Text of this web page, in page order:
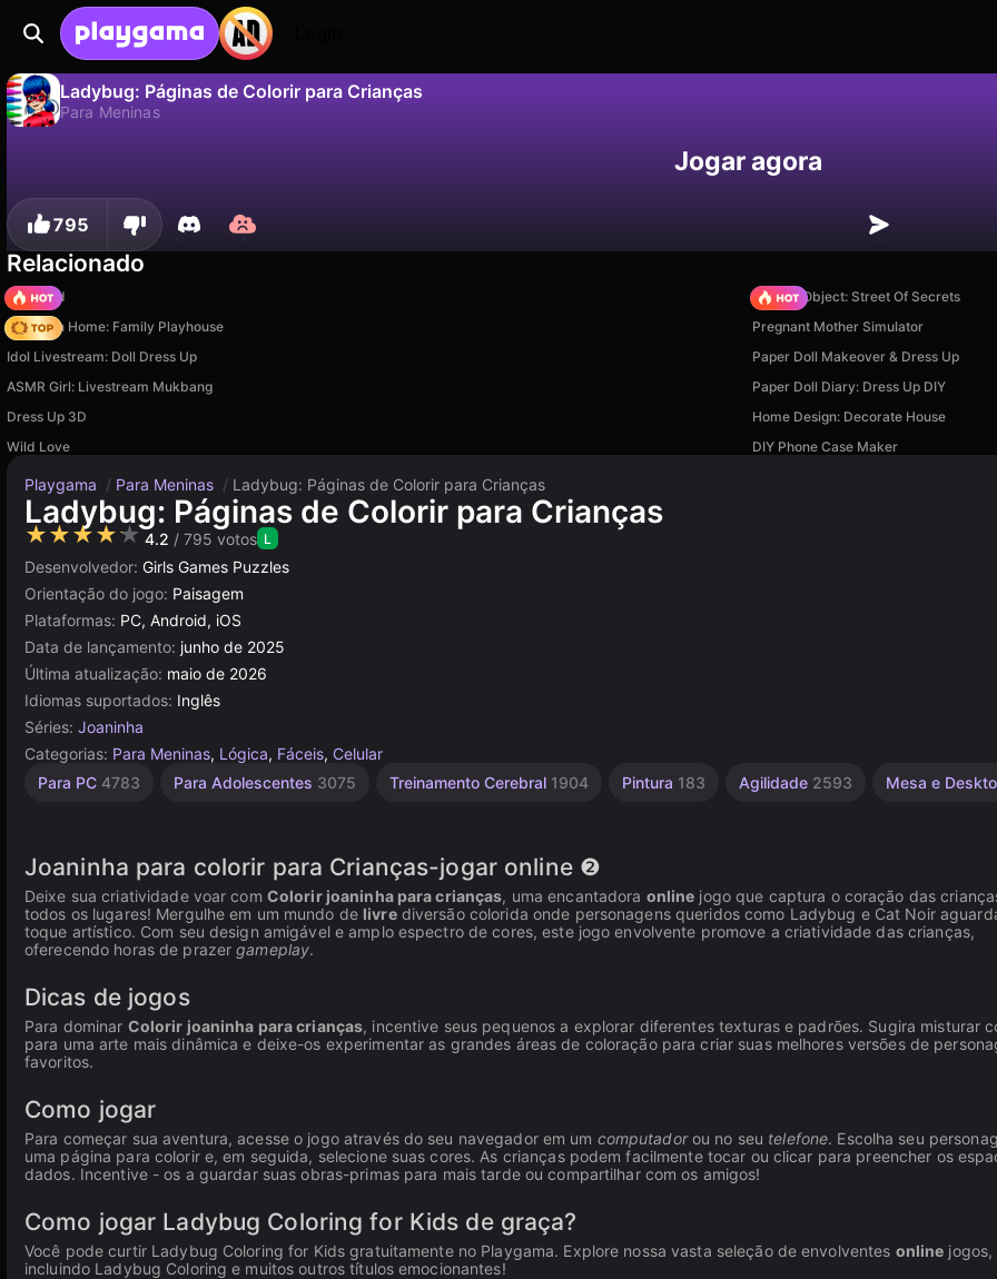
Ladybug: Páginas de Colorir para Crianças
Para Meninas
Jogar agora
795
Relacionado
TB World
Hidden Object: Street Of Secrets
My Town Home: Family Playhouse
Pregnant Mother Simulator
Idol Livestream: Doll Dress Up
Paper Doll Makeover & Dress Up
ASMR Girl: Livestream Mukbang
Paper Doll Diary: Dress Up DIY
Dress Up 3D
Home Design: Decorate House
Wild Love
DIY Phone Case Maker
Playgama / Para Meninas / Ladybug: Páginas de Colorir para Crianças
Ladybug: Páginas de Colorir para Crianças
★★★★★4.2 / 795 votos L
Desenvolvedor: Girls Games Puzzles
Orientação do jogo: Paisagem
Plataformas: PC, Android, iOS
Data de lançamento: junho de 2025
Última atualização: maio de 2026
Idiomas suportados: Inglês
Séries: Joaninha
Categorias: Para Meninas, Lógica, Fáceis, Celular
Para PC 4783 Para Adolescentes 3075 Treinamento Cerebral 1904 Pintura 183 Agilidade 2593 Mesa e
Russos
Infantis
Navegador
Unity
Joaninha para colorir para Crianças-jogar online ❷
Deixe sua criatividade voar com Colorir joaninha para crianças, uma encantadora online jogo que captura o coração das
todos os lugares! Mergulhe em um mundo de livrediversão colorida onde personagens queridos como Ladybug e Cat Noir
toque artístico. Com seu design amigável e amplo espectro de cores, este jogo envolvente promove a criatividade das crianças,
oferecendo horas de prazergameplay.
Dicas de jogos
Para dominar Colorir joaninha para crianças, incentive seus pequenos a explorar diferentes texturas e padrões. Sugira misturar
para uma arte mais dinâmica e deixe-os experimentar as grandes áreas de coloração para criar suas melhores versões de
favoritos.
Como jogar
Para começar sua aventura, acesse o jogo através do seu navegador em um computadorou no seu telefone. Escolha seu
uma página para colorir e, em seguida, selecione suas cores. As crianças podem facilmente tocar ou clicar para preencher os
dados. Incentive - os a guardar suas obras-primas para mais tarde ou compartilhar com os amigos!
Como jogar Ladybug Coloring for Kids de graça?
Você pode curtir Ladybug Coloring for Kids gratuitamente no Playgama. Explore nossa vasta seleção de envolventes online jogos,
incluindo Ladybug Coloring e muitos outros títulos emocionantes!